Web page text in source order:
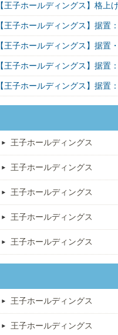
【王子ホールディングス】格
【王子ホールディングス】据置
【王子ホールディングス】据
【王子ホールディングス】据置
【王子ホールディングス】据置
王子ホールディングス
王子ホールディングス
王子ホールディングス
王子ホールディングス
王子ホールディングス
王子ホールディングス
王子ホールディングス